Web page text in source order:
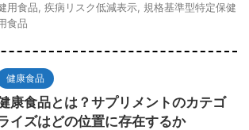
用食品 疾病リスク低減表示 規格基準型特定保健
食品
健康食品
康食品とは？サプリメントのカテゴ
イズはどの位置に存在するか